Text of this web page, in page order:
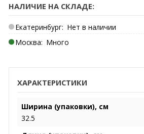
НАЛИЧИЕ НА СКЛАДЕ:
Екатеринбург: Нет в наличии
Москва: Много
ХАРАКТЕРИСТИКИ
Ширина (упаковки), см
32.5